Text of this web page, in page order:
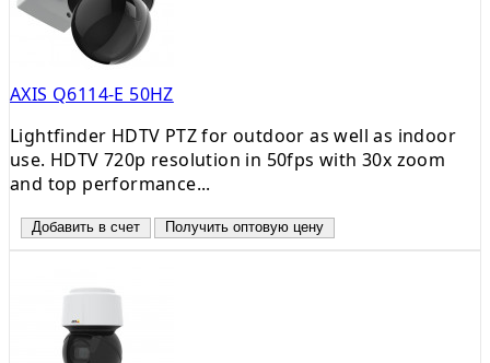
AXIS Q6114-E 50HZ
Lightfinder HDTV PTZ for outdoor as well as indoor
use. HDTV 720p resolution in 50fps with 30x zoom
and top performance...
Добавить в счет Получить оптовую цену